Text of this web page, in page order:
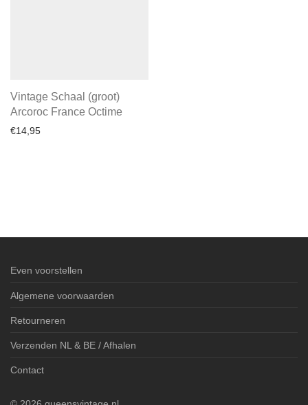
Vintage Schaal (groot)
Arcoroc France Octime
€14,95
Even voorstellen
Algemene voorwaarden
Retourneren
Verzenden NL & BE / Afhalen
Contact